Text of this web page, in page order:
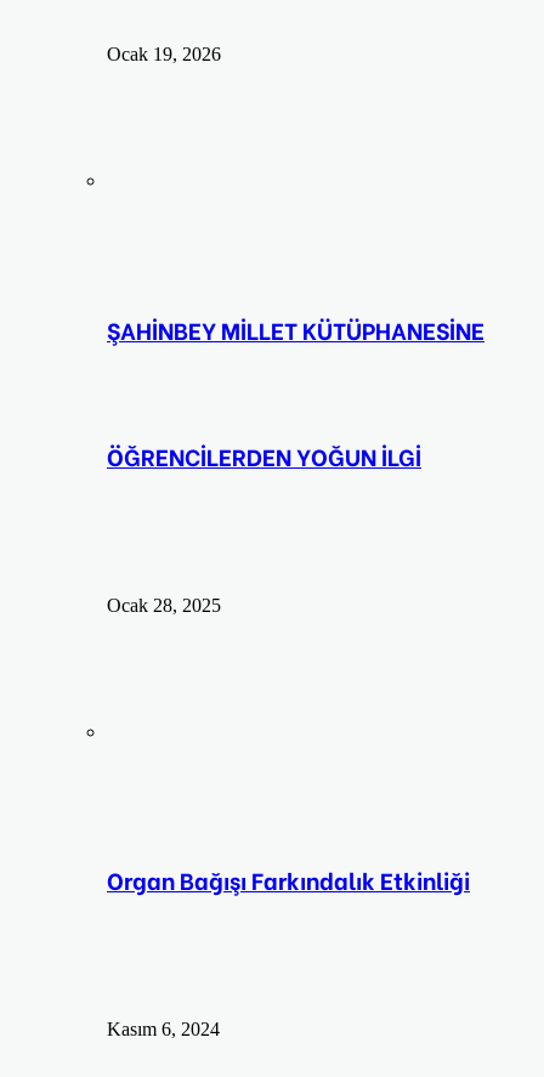
Ocak 19, 2026
ŞAHİNBEY MİLLET KÜTÜPHANESİNE
ÖĞRENCİLERDEN YOĞUN İLGİ
Ocak 28, 2025
Organ Bağışı Farkındalık Etkinliği
Kasım 6, 2024